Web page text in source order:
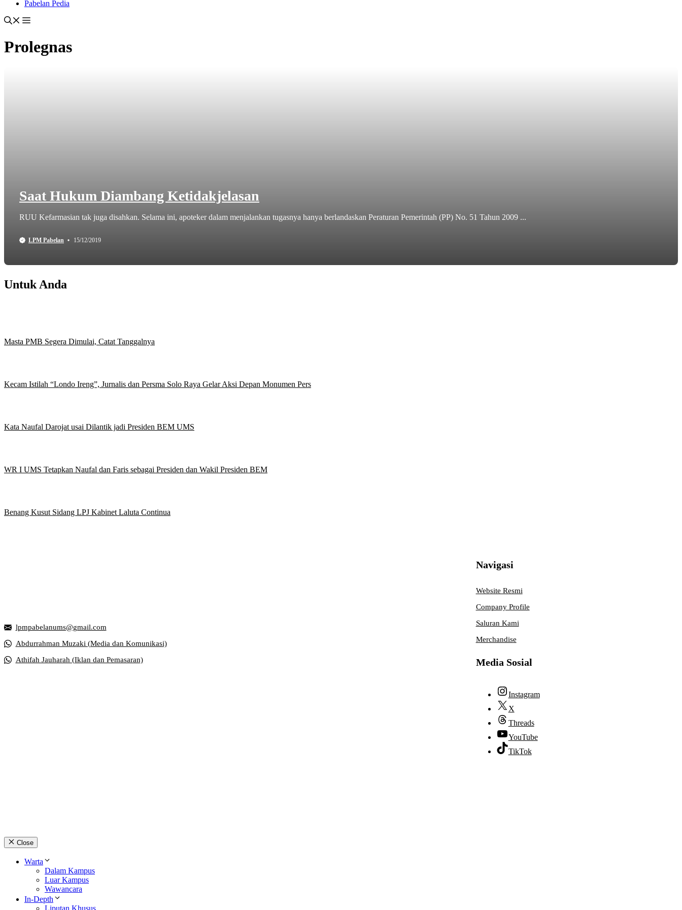
Pabelan Pedia
Prolegnas
Saat Hukum Diambang Ketidakjelasan
RUU Kefarmasian tak juga disahkan. Selama ini, apoteker dalam menjalankan tugasnya hanya berlandaskan Peraturan Pemerintah (PP) No. 51 Tahun 2009 ...
LPM Pabelan 15/12/2019
Untuk Anda
Masta PMB Segera Dimulai, Catat Tanggalnya
Kecam Istilah “Londo Ireng”, Jurnalis dan Persma Solo Raya Gelar Aksi Depan Monumen Pers
Kata Naufal Darojat usai Dilantik jadi Presiden BEM UMS
WR I UMS Tetapkan Naufal dan Faris sebagai Presiden dan Wakil Presiden BEM
Benang Kusut Sidang LPJ Kabinet Laluta Continua
lpmpabelanums@gmail.com
Abdurrahman Muzaki (Media dan Komunikasi)
Athifah Jauharah (Iklan dan Pemasaran)
Navigasi
Website Resmi
Company Profile
Saluran Kami
Merchandise
Media Sosial
Instagram
X
Threads
YouTube
TikTok
Close
Warta
Dalam Kampus
Luar Kampus
Wawancara
In-Depth